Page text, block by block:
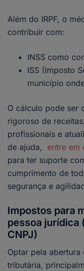
Além do IRPF, o
contribuir com:
INSS como
ISS (Imposto
município
O cálculo pode ser
rigoroso de
profissionais e
de ajuda, entre em
para ter suporte
cumprimento de
segurança e
Impostos para
pessoa jurídica
CNPJ)
Optar pela
tributária,